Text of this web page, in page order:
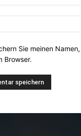
Sie meinen
Browser.